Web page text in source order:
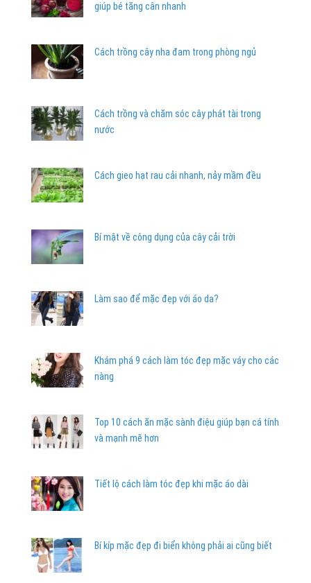
giúp bé tăng cân nhanh
Cách trồng cây nha đam trong phòng ngủ
Cách trồng và chăm sóc cây phát tài trong
nước
Cách gieo hạt rau cải nhanh, nảy mầm đều
Bí mật về công dụng của cây cải trời
Làm sao để mặc đẹp với áo da?
Khám phá 9 cách làm tóc đẹp mặc váy cho các
nàng
Top 10 cách ăn mặc sành điệu giúp bạn cá tính
và mạnh mẽ hơn
Tiết lộ cách làm tóc đẹp khi mặc áo dài
Bí kíp mặc đẹp đi biển không phải ai cũng biết